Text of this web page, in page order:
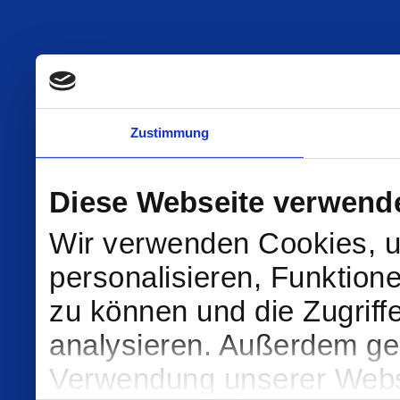
Zustimmung
Diese Webseite
Wir verwenden Cookies,
personalisieren,
zu können und die
analysieren. Außerdem
Verwendung unserer